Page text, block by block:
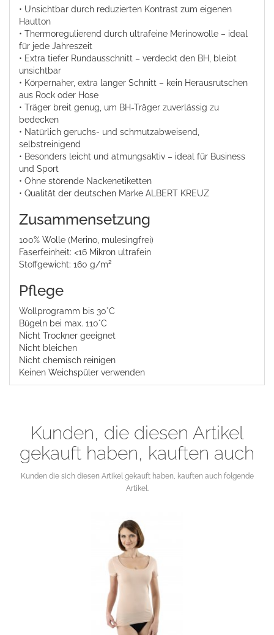
• Unsichtbar durch reduzierten Kontrast zum eigenen
Hautton
• Thermoregulierend durch ultrafeine Merinowolle – ideal
für jede Jahreszeit
• Extra tiefer Rundausschnitt – verdeckt den BH, bleibt
unsichtbar
• Körpernaher, extra langer Schnitt – kein Herausrutschen
aus Rock oder Hose
• Träger breit genug, um BH-Träger zuverlässig zu
bedecken
• Natürlich geruchs- und schmutzabweisend,
selbstreinigend
• Besonders leicht und atmungsaktiv – ideal für Business
und Sport
• Ohne störende Nackenetiketten
• Qualität der deutschen Marke ALBERT KREUZ
Zusammensetzung
100% Wolle (Merino, mulesingfrei)
Faserfeinheit: <16 Mikron ultrafein
Stoffgewicht: 160 g/m²
Pflege
Wollprogramm bis 30°C
Bügeln bei max. 110°C
Nicht Trockner geeignet
Nicht bleichen
Nicht chemisch reinigen
Keinen Weichspüler verwenden
Kunden, die diesen Artikel
gekauft haben, kauften auch
Kunden die sich diesen Artikel gekauft haben, kauften auch folgende
Artikel.